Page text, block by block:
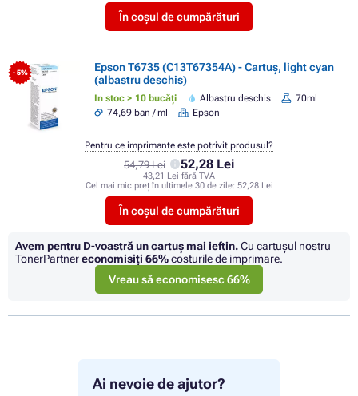
Ai nevoie de ajutor?
În coșul de cumpărături
- 5%
Epson T6735 (C13T67354A) - Cartuș, light cyan
(albastru deschis)
In stoc > 10 bucăți Albastru deschis
70ml
74,69 ban / ml
Epson
54,79 Lei 52,28 Lei
43,21 Lei fără TVA
Cel mai mic preț în ultimele 30 de zile: 52,28 Lei
În coșul de cumpărături
Pentru ce imprimante este potrivit produsul?
Avem pentru D-voastră un cartuș mai ieftin.Cu cartuşul nostru
TonerPartnereconomisiţi 66%costurile de imprimare.
Vreau să economisesc 66%